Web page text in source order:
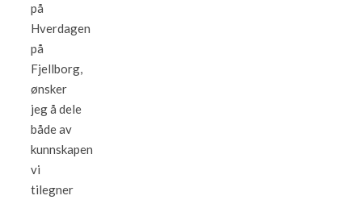
på
Hverdagen
på
Fjellborg,
ønsker
jeg å dele
både av
kunnskapen
vi
tilegner